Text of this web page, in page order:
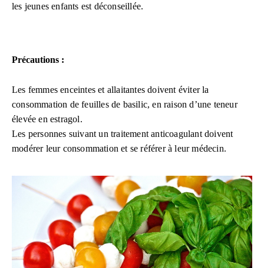
les jeunes enfants est déconseillée.
Précautions :
Les femmes enceintes et allaitantes doivent éviter la
consommation de feuilles de basilic, en raison d’une teneur
élevée en estragol.
Les personnes suivant un traitement anticoagulant doivent
modérer leur consommation et se référer à leur médecin.